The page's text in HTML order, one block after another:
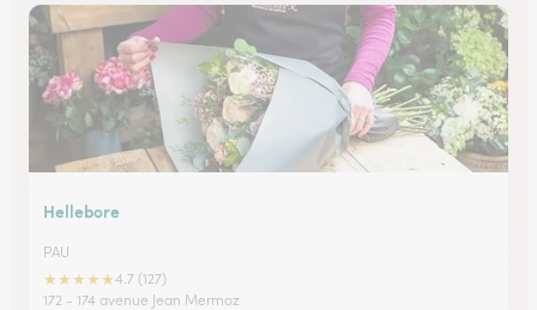
Hellebore
PAU
★★★★★4.7 (127)
172 - 174 avenue Jean Mermoz